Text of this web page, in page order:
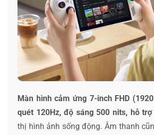
Màn hình cảm ứng 7-inch FHD
quét 120Hz, độ sáng 500 nits, hỗ trợ
thị hình ảnh sống động. Âm thanh